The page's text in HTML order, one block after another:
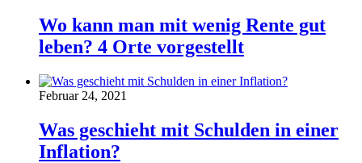
Wo kann man mit wenig Rente gut
leben? 4 Orte vorgestellt
Februar 24, 2021
Was geschieht mit Schulden in einer
Inflation?